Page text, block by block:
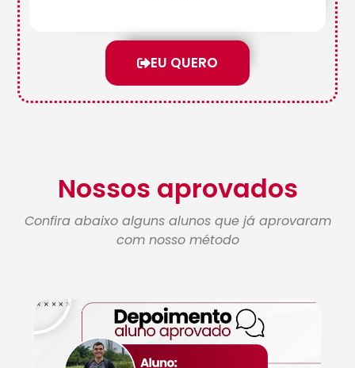
EU QUERO
Nossos aprovados
Confira abaixo alguns alunos que já aprovaram
com nosso método